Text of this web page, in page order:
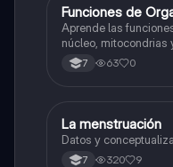
FBiologia
Funciones de
Aprende las
núcleo, mitocondrias
7 63 0
Biologia
La menstruación
Datos y
7 320 9